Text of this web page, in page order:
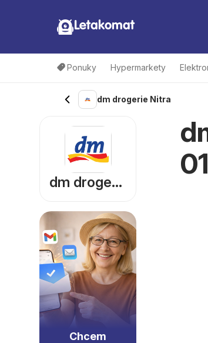
Letakomat
Ponuky Hypermarkety
dm drogerie Nitra
dm drogerie
Chcem